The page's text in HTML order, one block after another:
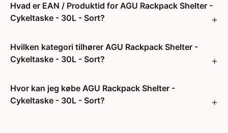
Hvad er EAN / Produktid for AGU Rackpack Shelter -
Cykeltaske - 30L - Sort?
Hvilken kategori tilhører AGU Rackpack Shelter -
Cykeltaske - 30L - Sort?
Hvor kan jeg købe AGU Rackpack Shelter -
Cykeltaske - 30L - Sort?